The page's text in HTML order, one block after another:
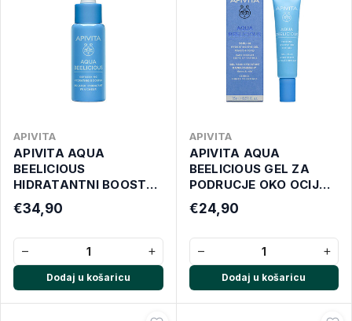
APIVITA
APIVITA AQUA
BEELICIOUS
HIDRATANTNI BOOSTER
30 ML
€34,90
− +
Dodaj u košaricu
APIVITA
APIVITA AQUA
BEELICIOUS GEL ZA
PODRUCJE OKO OCIJU
15 ML
€24,90
− +
Dodaj u košaricu